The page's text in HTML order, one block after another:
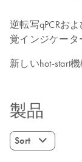
逆転写qPCRお
覚インジケータ
新しいhot-start
製品
Sort